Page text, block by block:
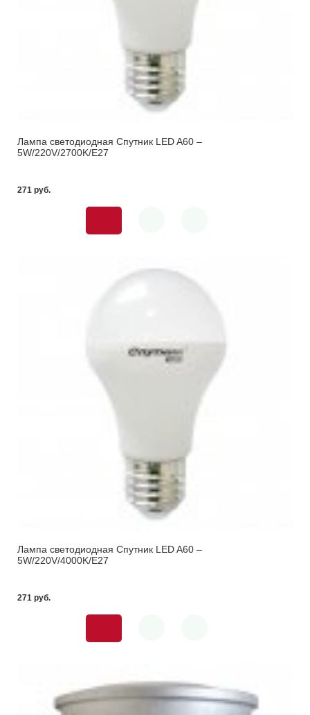
Лампа светодиодная Спутник LED A60 –
5W/220V/2700K/E27
271 pуб.
Лампа светодиодная Спутник LED A60 –
5W/220V/4000K/E27
271 pуб.